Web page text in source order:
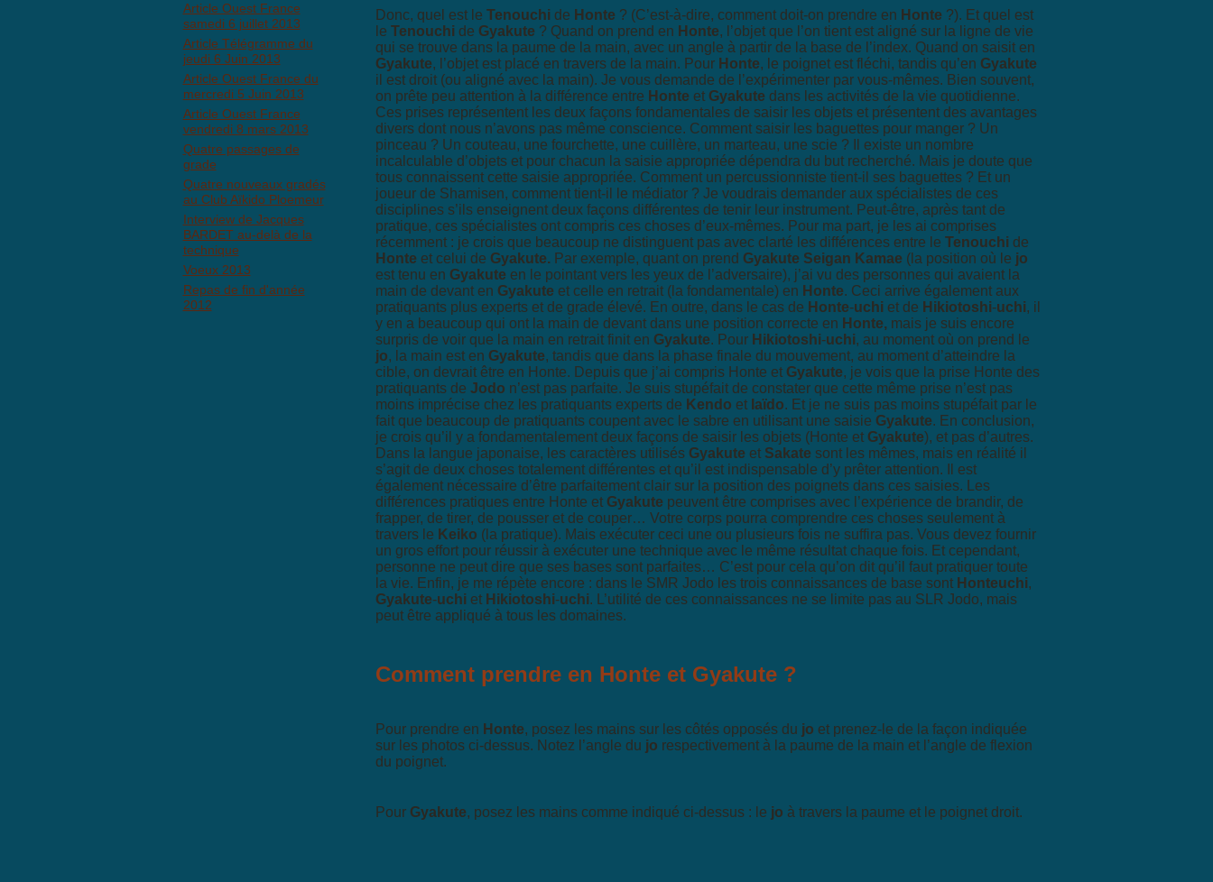
Article Ouest France
samedi 6 juillet 2013
Article Télégramme du
jeudi 6 Juin 2013
Article Ouest France du
mercredi 5 Juin 2013
Article Ouest France
vendredi 8 mars 2013
Quatre passages de
grade
Quatre nouveaux gradés
au Club Aïkido Ploemeur
Interview de Jacques
BARDET au-delà de la
technique
Voeux 2013
Repas de fin d'année
2012
Donc, quel est le Tenouchi de Honte ? (C’est-à-dire, comment doit-on prendre en Honte ?). Et quel est
le Tenouchi de Gyakute ? Quand on prend en Honte, l’objet que l’on tient est aligné sur la ligne de vie
qui se trouve dans la paume de la main, avec un angle à partir de la base de l’index. Quand on saisit en
Gyakute, l’objet est placé en travers de la main. Pour Honte, le poignet est fléchi, tandis qu’en Gyakute
il est droit (ou aligné avec la main). Je vous demande de l’expérimenter par vous-mêmes. Bien souvent,
on prête peu attention à la différence entre Honte et Gyakute dans les activités de la vie quotidienne.
Ces prises représentent les deux façons fondamentales de saisir les objets et présentent des avantages
divers dont nous n’avons pas même conscience. Comment saisir les baguettes pour manger ? Un
pinceau ? Un couteau, une fourchette, une cuillère, un marteau, une scie ? Il existe un nombre
incalculable d’objets et pour chacun la saisie appropriée dépendra du but recherché. Mais je doute que
tous connaissent cette saisie appropriée. Comment un percussionniste tient-il ses baguettes ? Et un
joueur de Shamisen, comment tient-il le médiator ? Je voudrais demander aux spécialistes de ces
disciplines s’ils enseignent deux façons différentes de tenir leur instrument. Peut-être, après tant de
pratique, ces spécialistes ont compris ces choses d’eux-mêmes. Pour ma part, je les ai comprises
récemment : je crois que beaucoup ne distinguent pas avec clarté les différences entre le Tenouchi de
Honte et celui de Gyakute. Par exemple, quant on prend Gyakute Seigan Kamae (la position où le jo
est tenu en Gyakute en le pointant vers les yeux de l’adversaire), j’ai vu des personnes qui avaient la
main de devant en Gyakute et celle en retrait (la fondamentale) en Honte. Ceci arrive également aux
pratiquants plus experts et de grade élevé. En outre, dans le cas de Honte-uchi et de Hikiotoshi-uchi, il
y en a beaucoup qui ont la main de devant dans une position correcte en Honte,mais je suis encore
surpris de voir que la main en retrait finit en Gyakute. Pour Hikiotoshi-uchi, au moment où on prend le
jo, la main est en Gyakute, tandis que dans la phase finale du mouvement, au moment d’atteindre la
cible, on devrait être en Honte. Depuis que j’ai compris Honte et Gyakute, je vois que la prise Honte des
pratiquants de Jodo n’est pas parfaite. Je suis stupéfait de constater que cette même prise n’est pas
moins imprécise chez les pratiquants experts de Kendo et Iaïdo. Et je ne suis pas moins stupéfait par le
fait que beaucoup de pratiquants coupent avec le sabre en utilisant une saisie Gyakute. En conclusion,
je crois qu’il y a fondamentalement deux façons de saisir les objets (Honte et Gyakute), et pas d’autres.
Dans la langue japonaise, les caractères utilisés Gyakute et Sakate sont les mêmes, mais en réalité il
s’agit de deux choses totalement différentes et qu’il est indispensable d’y prêter attention. Il est
également nécessaire d’être parfaitement clair sur la position des poignets dans ces saisies. Les
différences pratiques entre Honte et Gyakute peuvent être comprises avec l’expérience de brandir, de
frapper, de tirer, de pousser et de couper… Votre corps pourra comprendre ces choses seulement à
travers le Keiko (la pratique). Mais exécuter ceci une ou plusieurs fois ne suffira pas. Vous devez fournir
un gros effort pour réussir à exécuter une technique avec le même résultat chaque fois. Et cependant,
personne ne peut dire que ses bases sont parfaites… C’est pour cela qu’on dit qu’il faut pratiquer toute
la vie. Enfin, je me répète encore : dans le SMR Jodo les trois connaissances de base sont Honteuchi,
Gyakute-uchi et Hikiotoshi-uchi. L’utilité de ces connaissances ne se limite pas au SLR Jodo, mais
peut être appliqué à tous les domaines.
Comment prendre en Honte et Gyakute ?
Pour prendre en Honte, posez les mains sur les côtés opposés du jo et prenez-le de la façon indiquée
sur les photos ci-dessus. Notez l’angle du jo respectivement à la paume de la main et l’angle de flexion
du poignet.
Pour Gyakute, posez les mains comme indiqué ci-dessus : le jo à travers la paume et le poignet droit.